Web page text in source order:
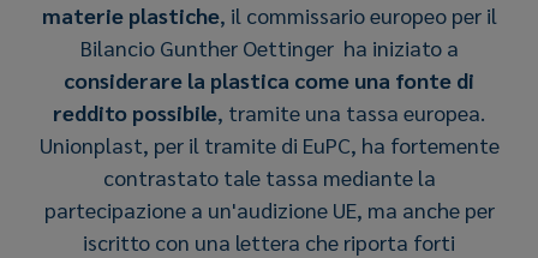
materie plastiche, il commissario europeo per il
Bilancio Gunther Oettinger ha iniziato a
considerare la plastica come una fonte di
reddito possibile, tramite una tassa europea.
Unionplast, per il tramite di EuPC, ha fortemente
contrastato tale tassa mediante la
partecipazione a un'audizione UE, ma anche per
iscritto con una lettera che riporta forti